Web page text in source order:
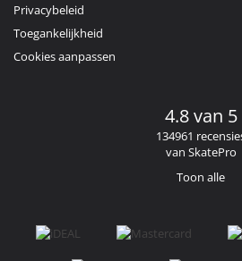
Privacybeleid
Toegankelijkheid
Cookies aanpassen
4.8 van 5
134961
van SkatePro
Toon alle